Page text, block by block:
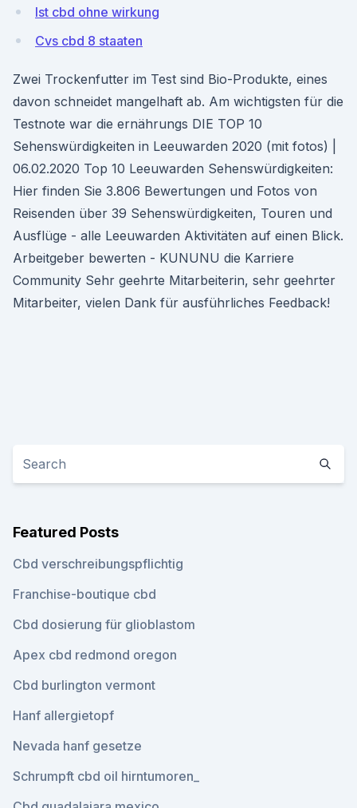
Ist cbd ohne wirkung
Cvs cbd 8 staaten
Zwei Trockenfutter im Test sind Bio-Produkte, eines
davon schneidet mangelhaft ab. Am wichtigsten für die
Testnote war die ernährungs DIE TOP 10
Sehenswürdigkeiten in Leeuwarden 2020 (mit fotos) |
06.02.2020 Top 10 Leeuwarden Sehenswürdigkeiten:
Hier finden Sie 3.806 Bewertungen und Fotos von
Reisenden über 39 Sehenswürdigkeiten, Touren und
Ausflüge - alle Leeuwarden Aktivitäten auf einen Blick.
Arbeitgeber bewerten - KUNUNU die Karriere
Community Sehr geehrte Mitarbeiterin, sehr geehrter
Mitarbeiter, vielen Dank für ausführliches Feedback!
Featured Posts
Cbd verschreibungspflichtig
Franchise-boutique cbd
Cbd dosierung für glioblastom
Apex cbd redmond oregon
Cbd burlington vermont
Hanf allergietopf
Nevada hanf gesetze
Schrumpft cbd oil hirntumoren_